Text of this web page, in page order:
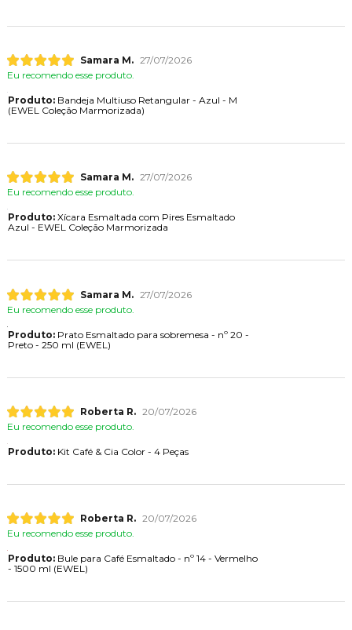
Samara M. 27/07/2026
Eu recomendo esse produto.
Produto:Bandeja Multiuso Retangular - Azul - M
(EWEL Coleção Marmorizada)
Samara M. 27/07/2026
Eu recomendo esse produto.
Produto:Xícara Esmaltada com Pires Esmaltado
Azul - EWEL Coleção Marmorizada
Samara M. 27/07/2026
Eu recomendo esse produto.
Produto:Prato Esmaltado para sobremesa - nº 20 -
Preto - 250 ml (EWEL)
Roberta R. 20/07/2026
Eu recomendo esse produto.
Produto:Kit Café & Cia Color - 4 Peças
Roberta R. 20/07/2026
Eu recomendo esse produto.
Produto:Bule para Café Esmaltado - nº 14 - Vermelho
- 1500 ml (EWEL)